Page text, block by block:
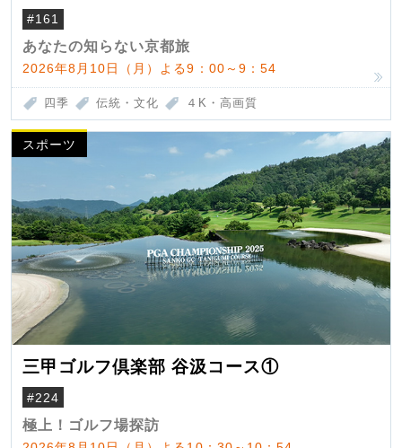
#161
あなたの知らない京都旅
2026年8月10日（月）よる9：00～9：54
四季 伝統・文化 ４K・高画質
スポーツ
三甲ゴルフ倶楽部 谷汲コース①
#224
極上！ゴルフ場探訪